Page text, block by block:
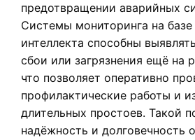
предотвращении аварийных
Системы мониторинга на базе
интеллекта способны
сбои или загрязнения ещё на
что позволяет оперативно
профилактические работы и
длительных простоев. Такой
надёжность и долговечность